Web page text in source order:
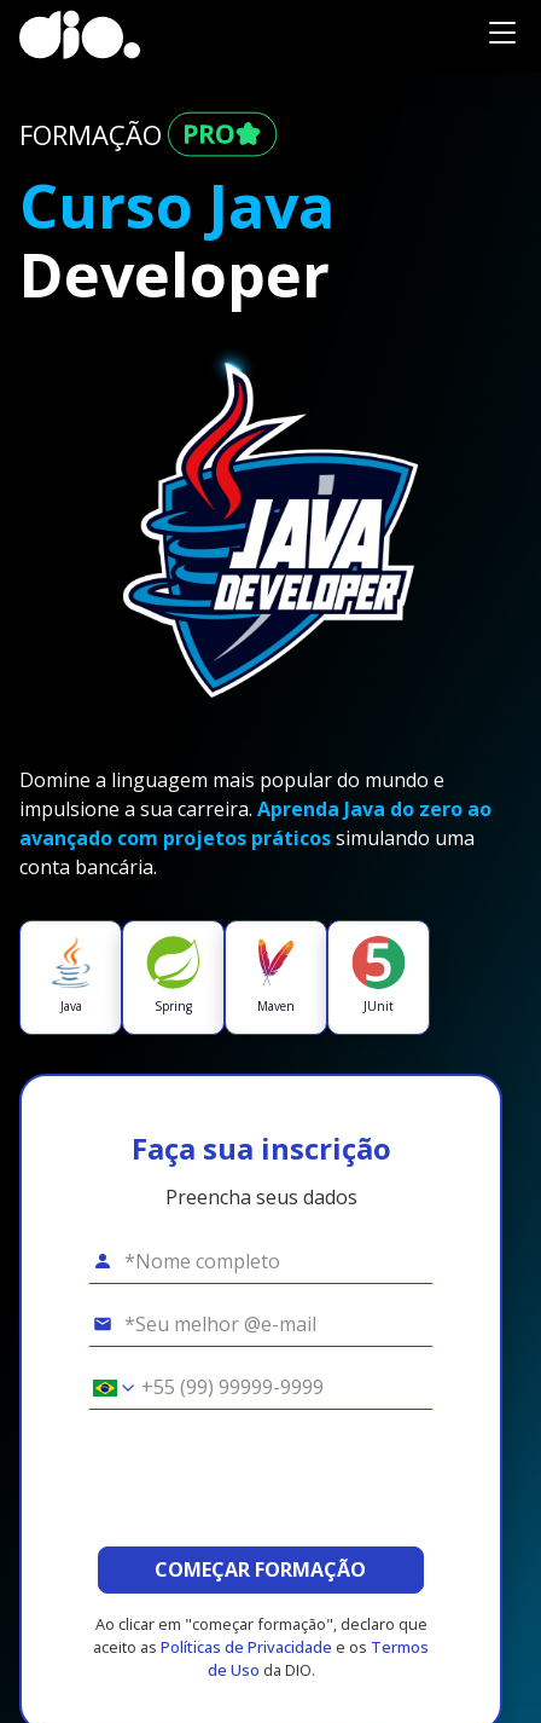
FORMAÇÃO
Curso Java
Developer
Domine a linguagem mais popular do mundo e
impulsione a sua carreira. Aprenda Java do zero ao
avançado com projetos práticossimulando uma
conta bancária.
Java Spring Maven JUnit
Faça sua inscrição
Preencha seus dados
COMEÇAR FORMAÇÃO
Ao clicar em "começar formação", declaro que
aceito as Políticas de Privacidade e os Termos
de Uso da DIO.